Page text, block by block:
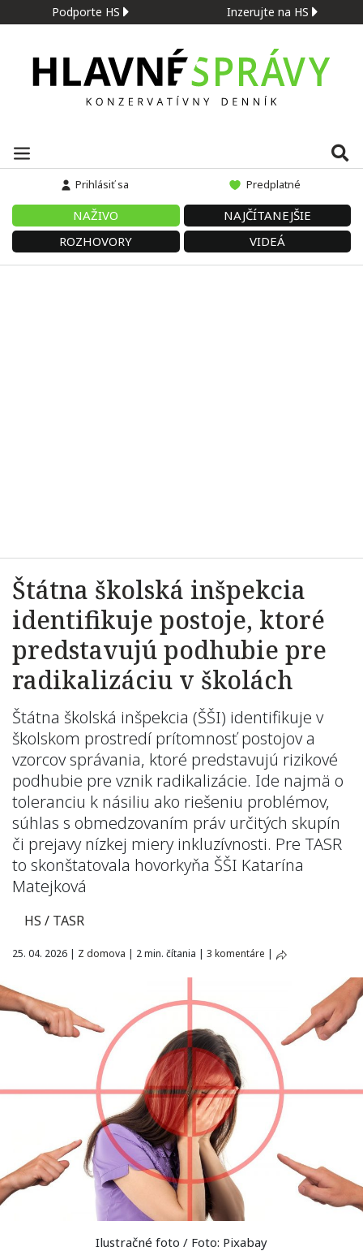
Podporte HS Inzerujte na HS
Prihlásiť sa Predplatné
NAŽIVO
NAJČÍTANEJŠIE
ROZHOVORY
VIDEÁ
Štátna školská inšpekcia
identifikuje postoje, ktoré
predstavujú podhubie pre
radikalizáciu v školách
Štátna školská inšpekcia (ŠŠI) identifikuje v
školskom prostredí prítomnosť postojov a
vzorcov správania, ktoré predstavujú rizikové
podhubie pre vznik radikalizácie. Ide najmä o
toleranciu k násiliu ako riešeniu problémov,
súhlas s obmedzovaním práv určitých skupín
či prejavy nízkej miery inkluzívnosti. Pre TASR
to skonštatovala hovorkyňa ŠŠI Katarína
Matejková
HS / TASR
25. 04. 2026 | Z domova | 2 min. čítania | 3 komentáre |
Ilustračné foto / Foto: Pixabay